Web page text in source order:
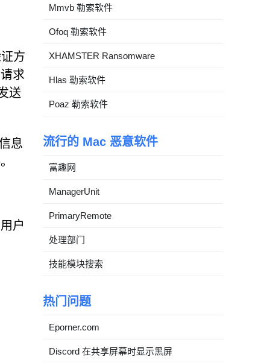
方
求
送
息
户
Mmvb 勒索软件
Ofoq 勒索软件
XHAMSTER Ransomware
Hlas 勒索软件
Poaz 勒索软件
流行的 Mac 恶意软件
富趣网
ManagerUnit
PrimaryRemote
处理部门
技能模块搜索
热门问题
Eporner.com
Discord 在共享屏幕时显示黑屏